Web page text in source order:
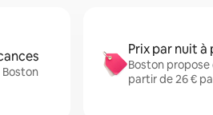
Boston
Prix par nuit
Boston
partir de 26 €